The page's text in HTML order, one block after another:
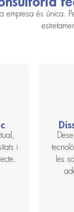
empresa és única.
i
les